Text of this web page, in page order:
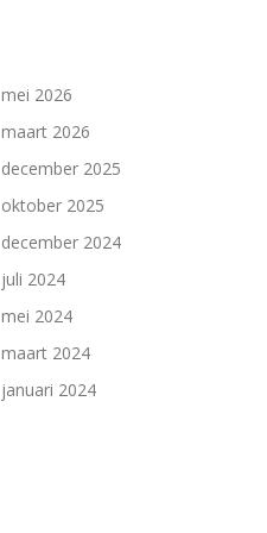
mei 2026
maart 2026
december 2025
oktober 2025
december 2024
juli 2024
mei 2024
maart 2024
januari 2024